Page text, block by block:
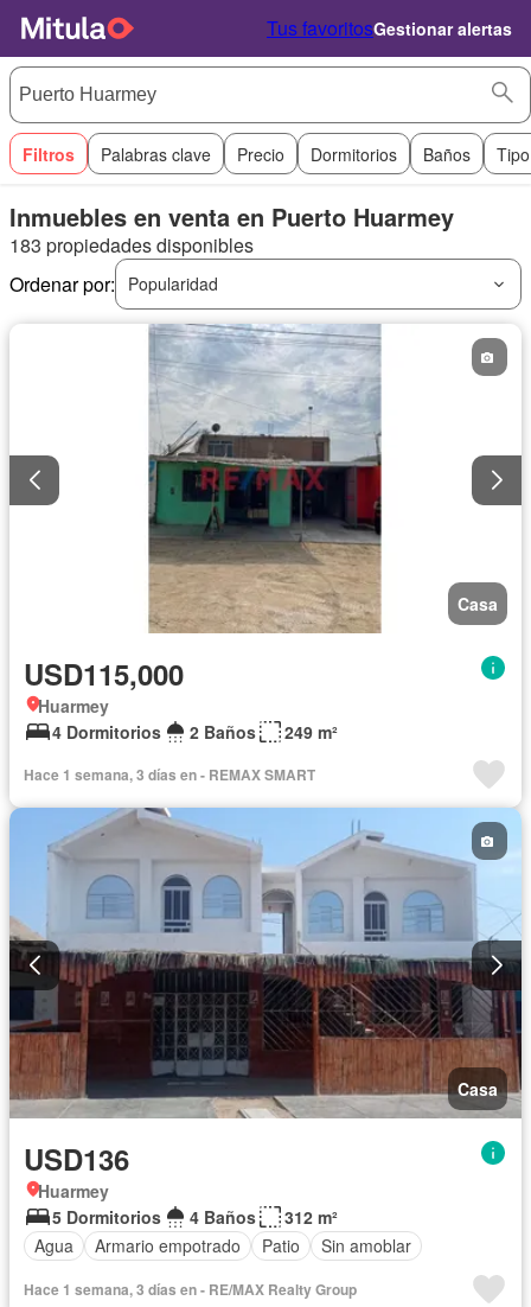
Tus favoritosGestionar alertas
Filtros Palabras clave Precio Dormitorios Baños
Inmuebles en venta en Puerto Huarmey
183 propiedades disponibles
Ordenar por:
Popularidad
Casa
USD115,000
Huarmey
4 Dormitorios
2 Baños 249 m²
Hace 1 semana, 3 días en - REMAX SMART
Casa
USD136
Huarmey
5 Dormitorios
4 Baños
312 m²
Agua
Armario empotrado Patio Sin amoblar
Hace 1 semana, 3 días en - RE/MAX Realty Group